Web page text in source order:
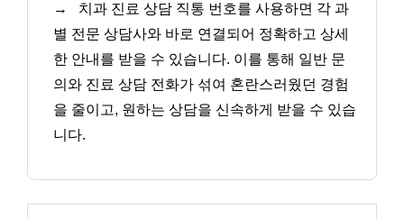
→
치과 진료 상담 직통 번호를 사용하면 각 과
별 전문 상담사와 바로 연결되어 정확하고 상세
한 안내를 받을 수 있습니다. 이를 통해 일반 문
의와 진료 상담 전화가 섞여 혼란스러웠던 경험
을 줄이고, 원하는 상담을 신속하게 받을 수 있습
니다.